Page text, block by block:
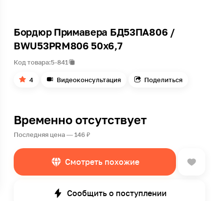
Бордюр Примавера БД53ПА806 /
BWU53PRM806 50х6,7
Код товара:5-841
4 Видеоконсультация Поделиться
Временно отсутствует
Последняя цена — 146 ₽
Смотреть похожие
Сообщить о поступлении